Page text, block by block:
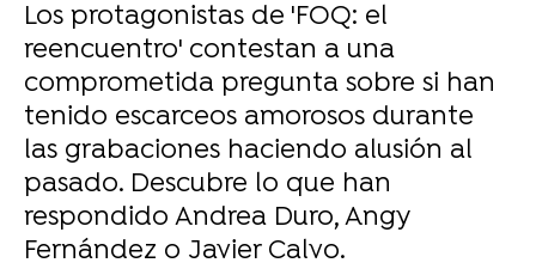
Los protagonistas de 'FOQ: el
reencuentro' contestan a una
comprometida pregunta sobre si han
tenido escarceos amorosos durante
las grabaciones haciendo alusión al
pasado. Descubre lo que han
respondido Andrea Duro, Angy
Fernández o Javier Calvo.